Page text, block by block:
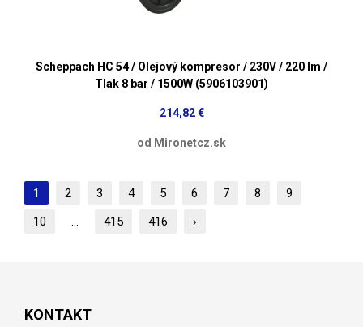
Scheppach HC 54 / Olejový kompresor / 230V / 220 lm /
Tlak 8 bar / 1500W (5906103901)
214,82 €
od Mironetcz.sk
1 2 3 4 5 6 7 8
9
10
... 415 416 ›
KONTAKT